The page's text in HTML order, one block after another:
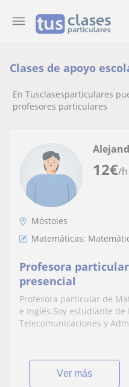
Clases de apoyo
En Tusclasesparticulares
profesores particulares
12€/h
Móstoles
Matemáticas:
Profesora
presencial
Profesora particular de
e Inglés.Soy estudiante
Telecomunicaciones y
ver más